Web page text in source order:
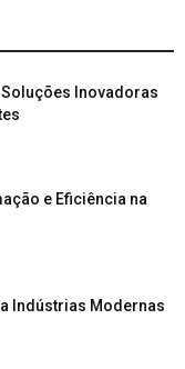
Inovadoras
e Eficiência na
Indústrias Modernas